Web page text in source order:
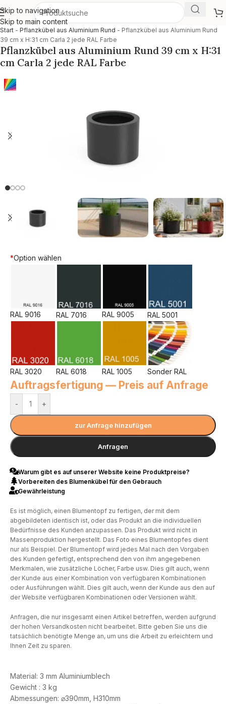
Skip to navigation
Skip to main content
Start - Pflanzkübel aus Aluminium Rund - Pflanzkübel aus Aluminium Rund
39 cm x H:31 cm Carla 2 jede RAL Farbe
Pflanzkübel aus Aluminium Rund 39 cm x H:31
cm Carla 2 jede RAL Farbe
Material: 3 mm Aluminiumblech
Gewicht : 3 kg
Abmessungen: ⌀390mm, H310mm
*Option wählen
RAL 9016 RAL 7016 RAL 9005 RAL 5001
RAL 3020 RAL 6018 RAL 1005 Sonder RAL
Auftragsfertigung — Preis auf Anfrage
- +
zur Anfrage hinzufügen
Anfragen
Warum gibt es auf unserer Website keine Produktpreise?
Vorbereiten des Blumenkübel für den Gebrauch
Gewährleistung
Es ist möglich, einen Blumentopf zu fertigen, der mit dem
abgebildeten identisch ist, oder das Produkt an die individuellen
Bedürfnisse des Kunden anzupassen. Das Produkt wird nicht in
Massenproduktion hergestellt. Das Foto eines Blumentopfes dient
nur als Beispiel. Der Blumentopf wird jedes Mal nach den Vorgaben
des Kunden gefertigt, entsprechend den von ihm angegebenen
Merkmalen, wie zusätzliche Löcher, Farbe usw. Dies gilt auch, wenn
der Kunde aus einer Kombination von verfügbaren Kombinationen
oder Ausführungen wählt. Dies gilt auch, wenn der Kunde aus den auf
der Website verfügbaren Kombinationen oder Versionen wählt.
Anfragen, die nur insgesamt einen Artikel betreffen, werden aufgrund
der hohen Versandkosten nicht bearbeitet. Bitte geben Sie uns die
tatsächlich benötigte Menge an, um uns die Arbeit zu erleichtern und
Ihnen Zeit zu sparen.